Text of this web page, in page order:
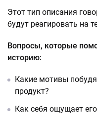
Этот тип описания
будут реагировать на
Вопросы, которые
историю:
Какие мотивы
продукт?
Как себя ощущает